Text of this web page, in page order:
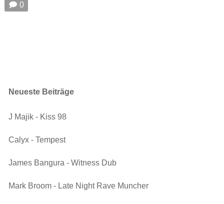
🗩 0
Neueste Beiträge
J Majik - Kiss 98
Calyx - Tempest
James Bangura - Witness Dub
Mark Broom - Late Night Rave Muncher